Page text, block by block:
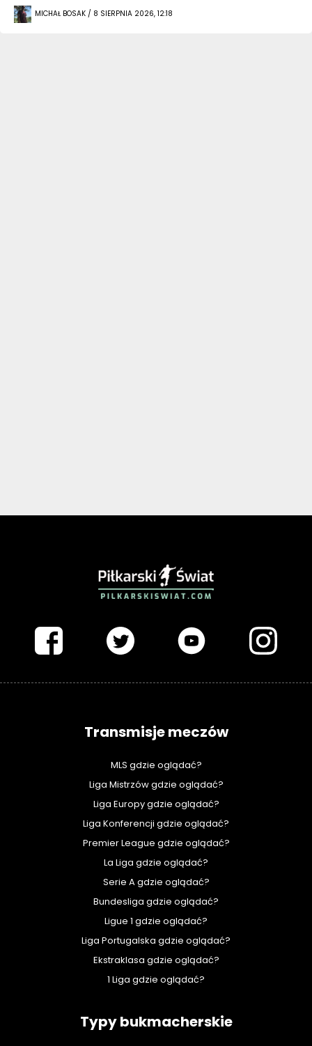
MICHAŁ BOSAK / 8 SIERPNIA 2026, 12:18
Transmisje meczów
MLS gdzie oglądać?
Liga Mistrzów gdzie oglądać?
Liga Europy gdzie oglądać?
Liga Konferencji gdzie oglądać?
Premier League gdzie oglądać?
La Liga gdzie oglądać?
Serie A gdzie oglądać?
Bundesliga gdzie oglądać?
Ligue 1 gdzie oglądać?
Liga Portugalska gdzie oglądać?
Ekstraklasa gdzie oglądać?
1 Liga gdzie oglądać?
Typy bukmacherskie